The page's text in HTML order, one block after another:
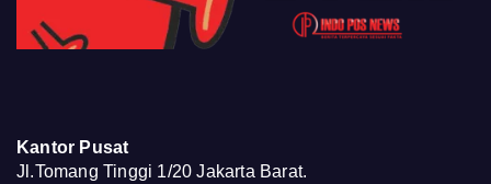
Kantor Pusat
Jl.Tomang Tinggi 1/20 Jakarta Barat.